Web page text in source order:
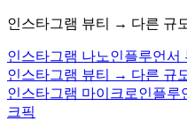
인스타그램 뷰티 → 다른 규
인스타그램 나노인플루언서
인스타그램 뷰티 → 다른 규
인스타그램 마이크로인플루
크픽